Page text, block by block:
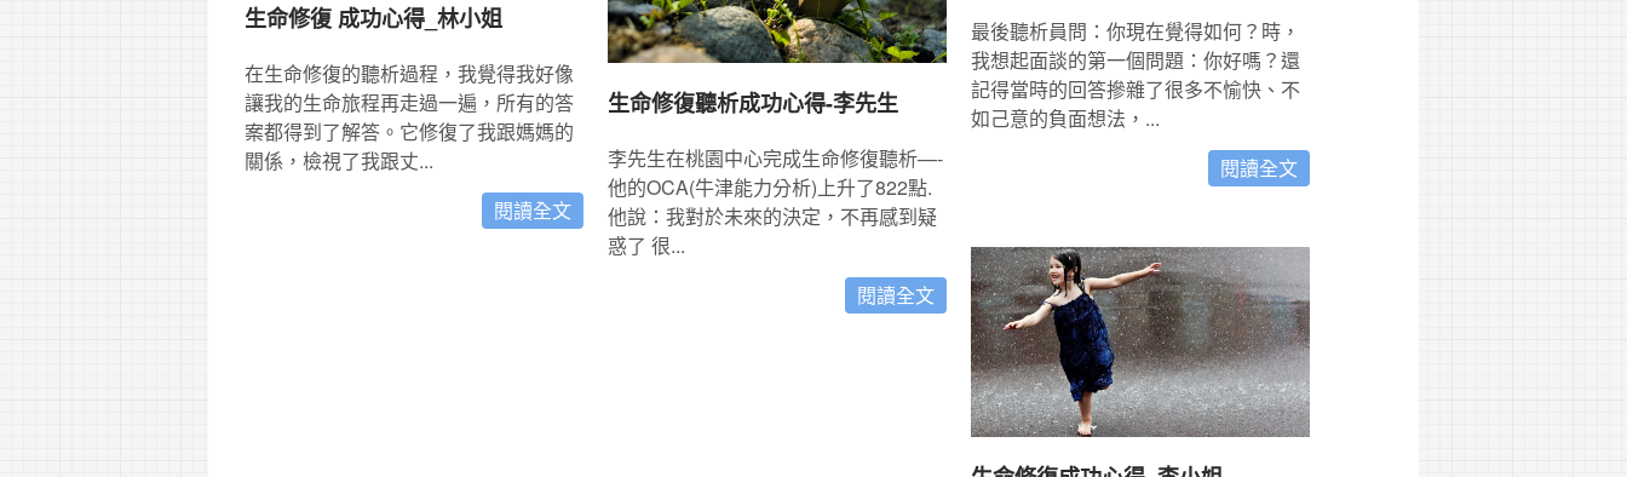
生命修復 成功心得_林小姐
在生命修復的聽析過程，我覺得我好像
讓我的生命旅程再走過一遍，所有的答
案都得到了解答。它修復了我跟媽媽的
關係，檢視了我跟丈...
閱讀全文
生命修復聽析成功心得-李先生
李先生在桃園中心完成生命修復聽析—-
他的OCA(牛津能力分析)上升了822點.
他說：我對於未來的決定，不再感到疑
惑了 很...
閱讀全文
最後聽析員問：你現在覺得如何？時，
我想起面談的第一個問題：你好嗎？還
記得當時的回答摻雜了很多不愉快、不
如己意的負面想法，...
閱讀全文